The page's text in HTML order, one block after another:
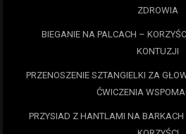
ZDROWIA
BIEGANIE NA PALCACH –
KONTUZJI
PRZENOSZENIE SZTANGIELKI ZA
ĆWICZENIA
PRZYSIAD Z HANTLAMI NA